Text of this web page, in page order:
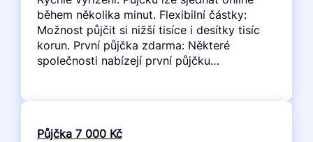
během několika minut. Flexibilní částky:
Možnost půjčit si nižší tisíce i desítky tisíc
korun. První půjčka zdarma: Některé
společnosti nabízejí první půjčku…
Půjčka 7 000 Kč